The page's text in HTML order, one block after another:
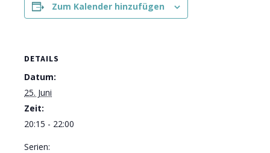
Zum Kalender hinzufügen
DETAILS
Datum:
25. Juni
Zeit:
20:15 - 22:00
Serien: